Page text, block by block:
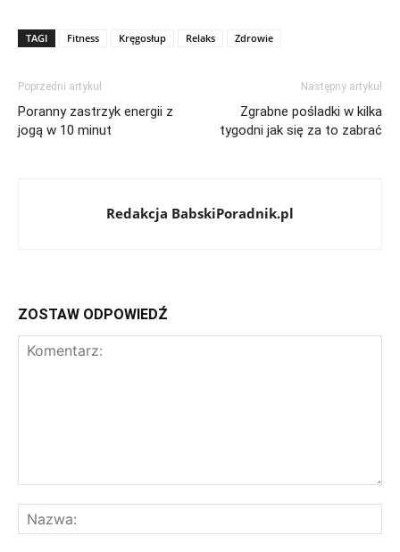
TAGI Fitness Kręgosłup Relaks Zdrowie
Poprzedni artykuł
Poranny zastrzyk energii z
jogą w 10 minut
Następny artykuł
Zgrabne pośladki w kilka
tygodni jak się za to zabrać
Redakcja BabskiPoradnik.pl
ZOSTAW ODPOWIEDŹ